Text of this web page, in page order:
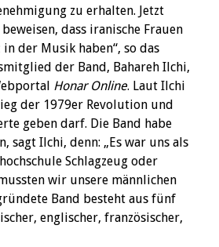
zu erhalten. Jetzt
dass iranische Frauen
in der Musik haben“, so das
der Band, Bahareh Ilchi,
Honar Online. Laut Ilchi
der 1979er Revolution und
geben darf. Die Band habe
Ilchi, denn: „Es war uns als
Schlagzeug oder
wir unsere männlichen
Band besteht aus fünf
englischer, französischer,